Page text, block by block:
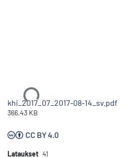
Ladataan...
khi_2017_07_2017-08-14_sv.pdf
366.43 KB
CC BY 4.0
Lataukset 41